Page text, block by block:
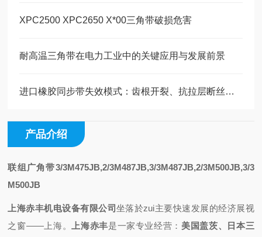
XPC2500 XPC2650 X*00三角带破损危害
耐高温三角带在电力工业中的关键应用与发展前景
进口橡胶同步带失效模式：齿根开裂、抗拉层断丝的原因与预防
产品介绍
联组广角带3/3M475JB,2/3M487JB,3/3M487JB,2/3M500JB,3/3
M500JB
上海赤丰机电设备有限公司坐落於zui主要快速发展的经济展视
之 窗——上海。 上海赤丰是一家专业经营 ： 美国盖茨、日本三